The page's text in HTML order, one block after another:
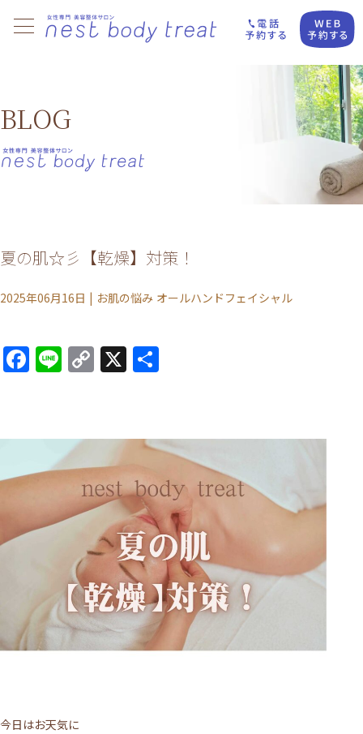
BLOG
夏の肌☆彡【乾燥】対策！
2025年06月16日 | お肌の悩み オールハンドフェイシャル
Facebook
LineCopy
Link
X
今日はお天気に